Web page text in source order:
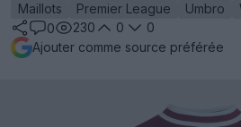
Maillots
Premier League Umbro
0
230 0
0
Ajouter comme source préférée